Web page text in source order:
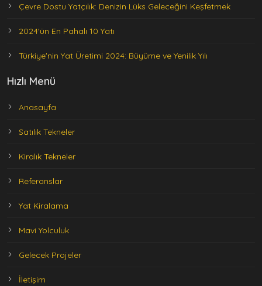
Çevre Dostu Yatçılık: Denizin Lüks Geleceğini Keşfetmek
2024'ün En Pahalı 10 Yatı
Türkiye'nin Yat Üretimi 2024: Büyüme ve Yenilik Yılı
Hızlı Menü
Anasayfa
Satılık Tekneler
Kiralık Tekneler
Referanslar
Yat Kiralama
Mavi Yolculuk
Gelecek Projeler
İletişim